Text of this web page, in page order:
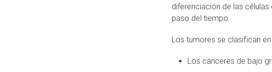
diferenciación de las
paso del tiempo.
Los tumores se clasifican
Los cánceres de bajo